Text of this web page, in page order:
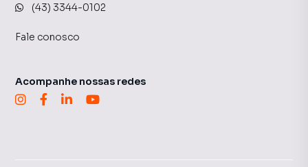
(43) 3344-0102
Fale conosco
Acompanhe nossas redes